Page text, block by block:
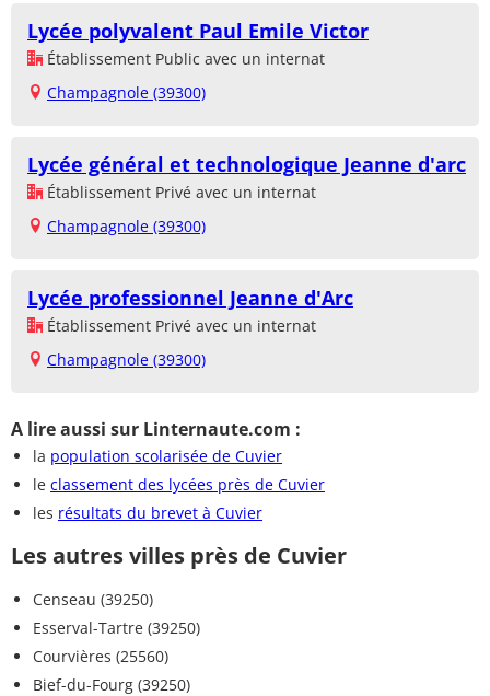
Lycée polyvalent Paul Emile Victor
Établissement Public avec un internat
Champagnole (39300)
Lycée général et technologique Jeanne d'arc
Établissement Privé avec un internat
Champagnole (39300)
Lycée professionnel Jeanne d'Arc
Établissement Privé avec un internat
Champagnole (39300)
A lire aussi sur Linternaute.com :
la population scolarisée de Cuvier
le classement des lycées près de Cuvier
les résultats du brevet à Cuvier
Les autres villes près de Cuvier
Censeau (39250)
Esserval-Tartre (39250)
Courvières (25560)
Bief-du-Fourg (39250)